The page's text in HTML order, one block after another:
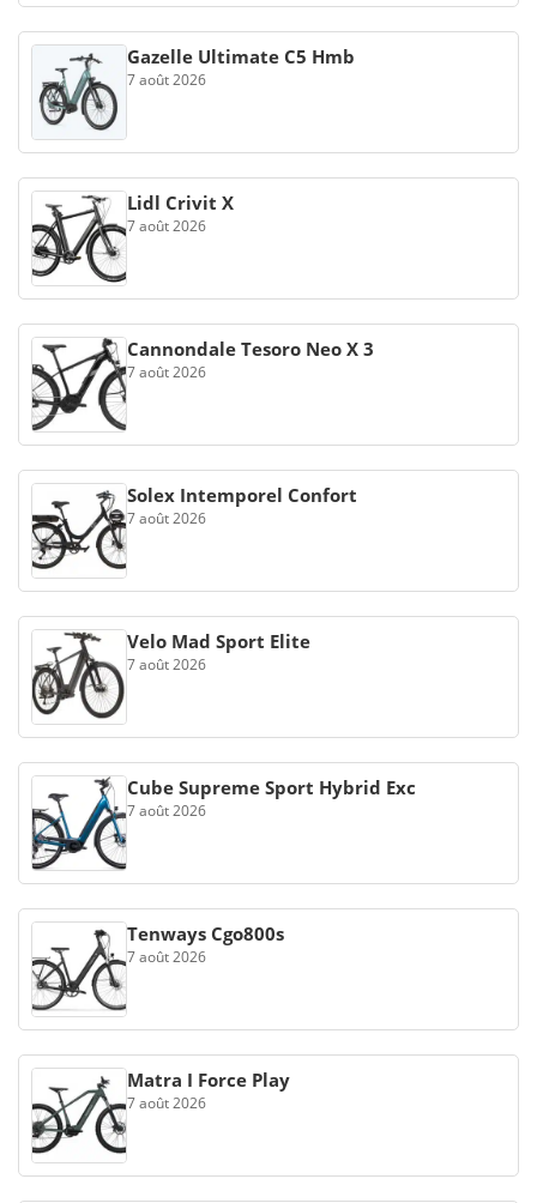
Gazelle Ultimate C5 Hmb
7 août 2026
Lidl Crivit X
7 août 2026
Cannondale Tesoro Neo X 3
7 août 2026
Solex Intemporel Confort
7 août 2026
Velo Mad Sport Elite
7 août 2026
Cube Supreme Sport Hybrid Exc
7 août 2026
Tenways Cgo800s
7 août 2026
Matra I Force Play
7 août 2026